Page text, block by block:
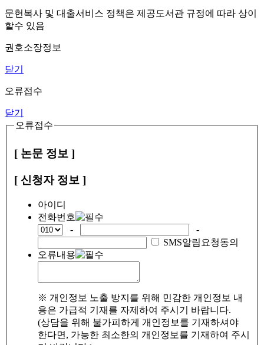
문헌복사 및 대출서비스 정책은 제공도서관 규정에 따라 상이
할수 있음
권호소장정보
닫기
오류접수
닫기
오류접수
[ 논문 정보 ]
[ 신청자 정보 ]
아이디
전화번호
-
-
SMS알림요청동의
오류내용
※ 개인정보 노출 방지를 위해 민감한 개인정보 내
용은 가급적 기재를 자제하여 주시기 바랍니다.
(상담을 위해 불가피하게 개인정보를 기재하셔야
한다면, 가능한 최소한의 개인정보를 기재하여 주시